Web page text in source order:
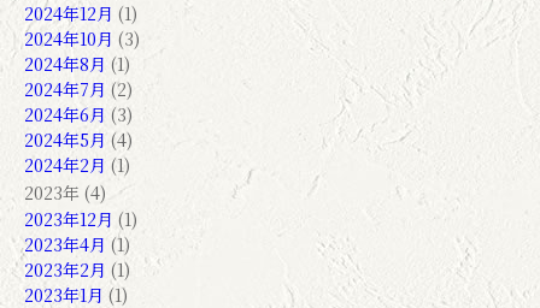
2024年12月 (1)
2024年10月 (3)
2024年8月 (1)
2024年7月 (2)
2024年6月 (3)
2024年5月 (4)
2024年2月 (1)
2023年 (4)
2023年12月 (1)
2023年4月 (1)
2023年2月 (1)
2023年1月 (1)